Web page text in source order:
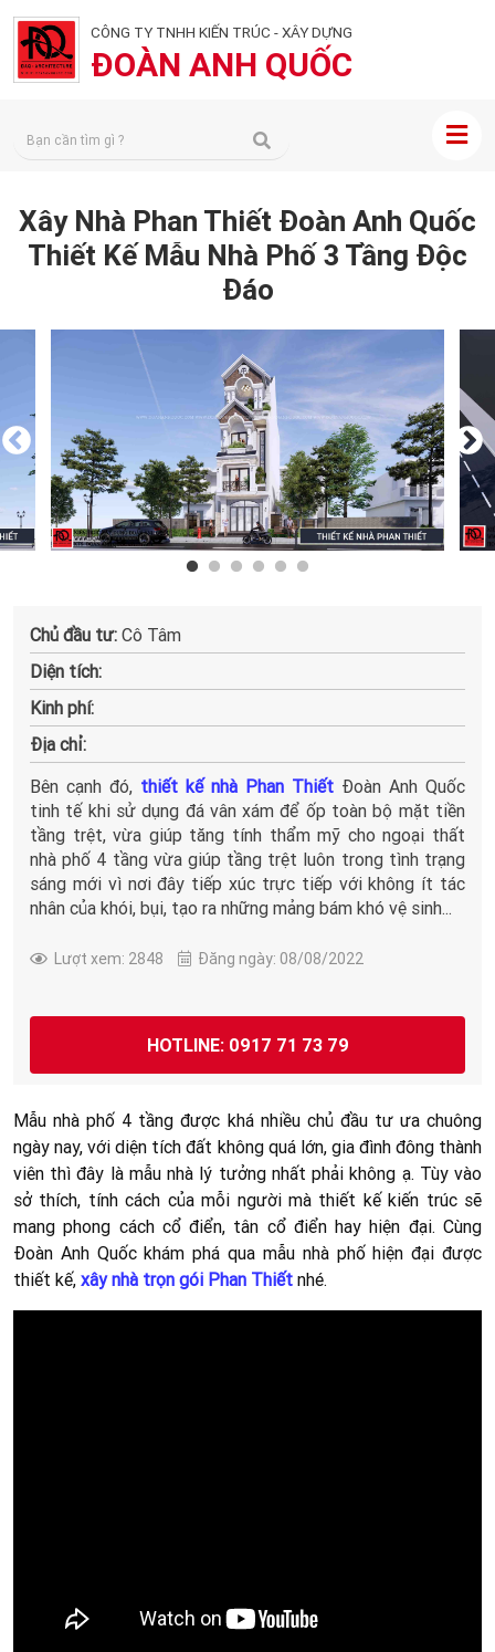
CÔNG TY TNHH KIẾN TRÚC - XÂY DỰNG
ĐOÀN ANH QUỐC
Xây Nhà Phan Thiết Đoàn Anh Quốc
Thiết Kế Mẫu Nhà Phố 3 Tầng Độc
Đáo
Chủ đầu tư: Cô Tâm
Diện tích:
Kinh phí:
Địa chỉ:
Bên cạnh đó, thiết kế nhà Phan Thiết Đoàn Anh Quốc
tinh tế khi sử dụng đá vân xám để ốp toàn bộ mặt tiền
tầng trệt, vừa giúp tăng tính thẩm mỹ cho ngoại thất
nhà phố 4 tầng vừa giúp tầng trệt luôn trong tình trạng
sáng mới vì nơi đây tiếp xúc trực tiếp với không ít tác
nhân của khói, bụi, tạo ra những mảng bám khó vệ sinh...
Lượt xem: 2848 Đăng ngày: 08/08/2022
HOTLINE: 0917 71 73 79
Mẫu nhà phố 4 tầng được khá nhiều chủ đầu tư ưa chuông
ngày nay, với diện tích đất không quá lớn, gia đình đông thành
viên thì đây là mẫu nhà lý tưởng nhất phải không ạ. Tùy vào
sở thích, tính cách của mỗi người mà thiết kế kiến trúc sẽ
mang phong cách cổ điển, tân cổ điển hay hiện đại. Cùng
Đoàn Anh Quốc khám phá qua mẫu nhà phố hiện đại được
thiết kế, xây nhà trọn gói Phan Thiết nhé.